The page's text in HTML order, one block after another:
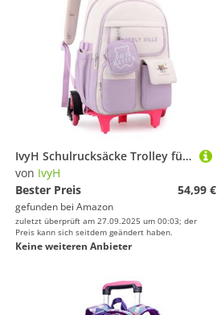
IvyH Schulrucksäcke Trolley für Kinder, Rucksack Teenager Schulranzen Mädchen mit 6 Räder Trolley Schultaschen für Grund- und Mittelschule (Lila)
von IvyH
Bester Preis
54,99 €
gefunden bei Amazon
zuletzt überprüft am 27.09.2025 um 00:03; der
Preis kann sich seitdem geändert haben.
Keine weiteren Anbieter